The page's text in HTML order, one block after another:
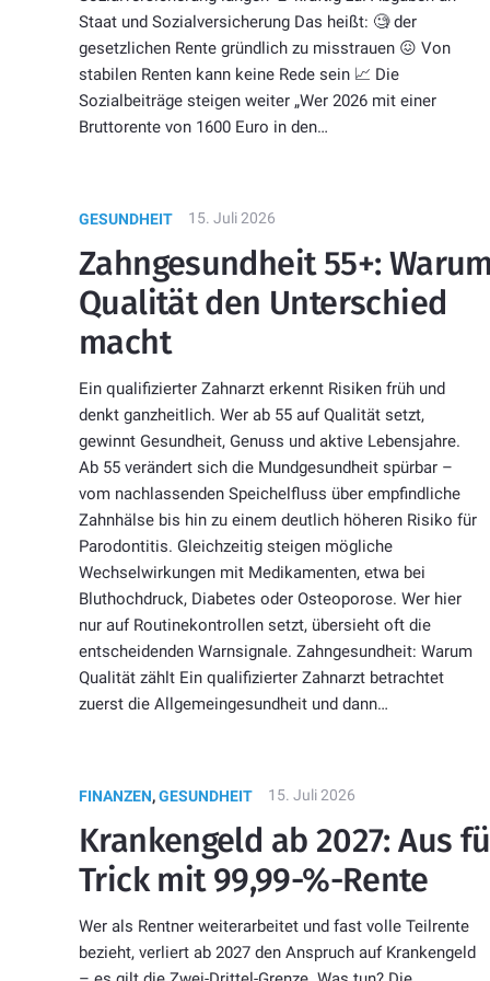
Staat und Sozialversicherung Das heißt: 🧐 der
gesetzlichen Rente gründlich zu misstrauen 😖 Von
stabilen Renten kann keine Rede sein 📈 Die
Sozialbeiträge steigen weiter „Wer 2026 mit einer
Bruttorente von 1600 Euro in den…
GESUNDHEIT 15. Juli 2026
Zahngesundheit 55+:
Qualität den Unterschied
macht
Ein qualifizierter Zahnarzt erkennt Risiken früh und
denkt ganzheitlich. Wer ab 55 auf Qualität setzt,
gewinnt Gesundheit, Genuss und aktive Lebensjahre.
Ab 55 verändert sich die Mundgesundheit spürbar –
vom nachlassenden Speichelfluss über empfindliche
Zahnhälse bis hin zu einem deutlich höheren Risiko für
Parodontitis. Gleichzeitig steigen mögliche
Wechselwirkungen mit Medikamenten, etwa bei
Bluthochdruck, Diabetes oder Osteoporose. Wer hier
nur auf Routinekontrollen setzt, übersieht oft die
entscheidenden Warnsignale. Zahngesundheit: Warum
Qualität zählt Ein qualifizierter Zahnarzt betrachtet
zuerst die Allgemeingesundheit und dann…
FINANZEN,GESUNDHEIT 15. Juli 2026
Krankengeld ab 2027: Aus
Trick mit 99,99-%-Rente
Wer als Rentner weiterarbeitet und fast volle Teilrente
bezieht, verliert ab 2027 den Anspruch auf Krankengeld